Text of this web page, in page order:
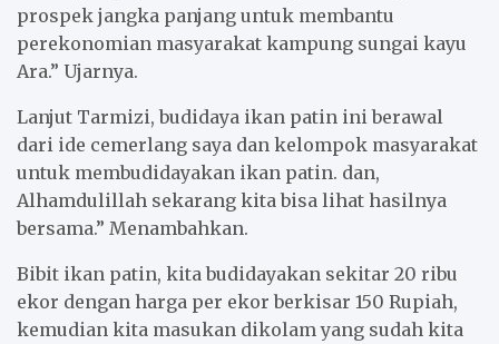
prospek jangka panjang untuk membantu
perekonomian masyarakat kampung sungai kayu
Ara.” Ujarnya.
Lanjut Tarmizi, budidaya ikan patin ini berawal
dari ide cemerlang saya dan kelompok masyarakat
untuk membudidayakan ikan patin. dan,
Alhamdulillah sekarang kita bisa lihat hasilnya
bersama.” Menambahkan.
Bibit ikan patin, kita budidayakan sekitar 20 ribu
ekor dengan harga per ekor berkisar 150 Rupiah,
kemudian kita masukan dikolam yang sudah kita